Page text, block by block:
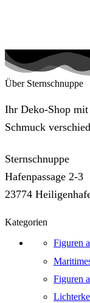
Über Sternschnuppe
Ihr Deko-Shop
Schmuck
Sternschnuppe
Hafenpassage 2-3
23774
Kategorien
Figuren
Figuren